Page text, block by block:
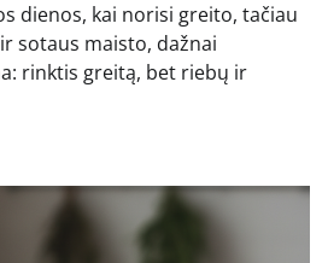
dienos, kai norisi greito, tačiau
sotaus maisto, dažnai
rinktis greitą, bet riebų ir